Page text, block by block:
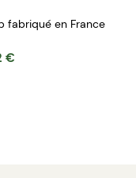
fabriqué en France
€